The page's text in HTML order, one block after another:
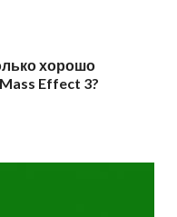
хорошо
Effect 3?